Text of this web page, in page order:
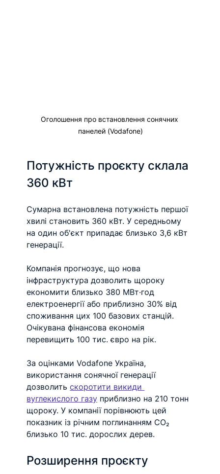
Оголошення про встановлення сонячних
панелей (Vodafone)
Потужність проєкту склала
360 кВт
Сумарна встановлена потужність першої
хвилі становить 360 кВт. У середньому
на один об'єкт припадає близько 3,6 кВт
генерації.
Компанія прогнозує, що нова
інфраструктура дозволить щороку
економити близько 380 МВт·год
електроенергії або приблизно 30% від
споживання цих 100 базових станцій.
Очікувана фінансова економія
перевищить 100 тис. євро на рік.
За оцінками Vodafone Україна,
використання сонячної генерації
дозволить скоротити викиди
вуглекислого газу приблизно на 210 тонн
щороку. У компанії порівнюють цей
показник із річним поглинанням CO₂
близько 10 тис. дорослих дерев.
Розширення проєкту